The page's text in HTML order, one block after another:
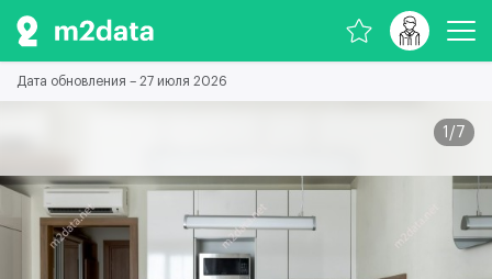
Дата обновления – 27 июля 2026
1 / 7